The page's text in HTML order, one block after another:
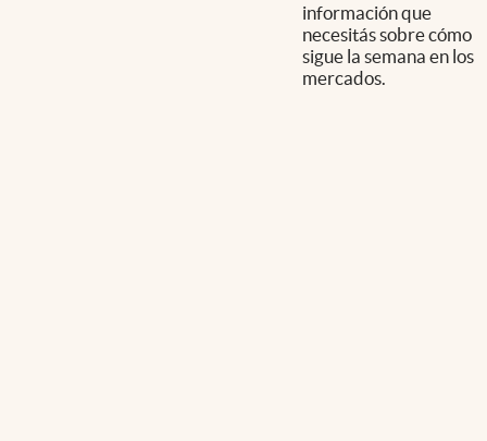
información que
necesitás sobre cómo
sigue la semana en los
mercados.